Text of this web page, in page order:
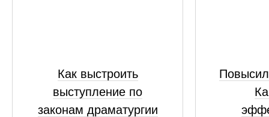
Как выстроить
выступление по
законам драматургии